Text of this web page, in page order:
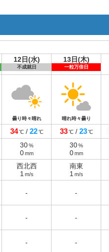
12日(水)
不成就日
13日(木)
一粒万倍日
曇り時々晴れ 晴れ時々曇り
34 ℃/ 22 ℃ 33 ℃/ 23 ℃
30 %
0 mm
30 %
0 mm
西北西
1 m/s
南東
1 m/s
- -
- -
- -